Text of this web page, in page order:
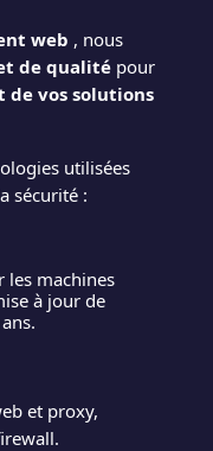
web , nous
de qualité pour
de vos solutions
utilisées
sécurité :
les machines
à jour de
et proxy,